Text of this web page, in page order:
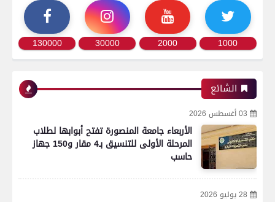
1000
2000
30000
130000
الشائع
03 أغسطس 2026
الأربعاء جامعة المنصورة تفتح أبوابها لطلاب
المرحلة الأولى للتنسيق بـ4 مقار و150 جهاز
حاسب
28 يوليو 2026